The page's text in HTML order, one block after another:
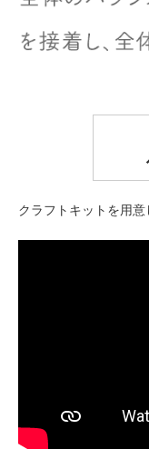
クラフトキットを用意